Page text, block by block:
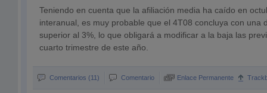
Teniendo en cuenta que la afiliación media ha caído en
interanual, es muy probable que el 4T08 concluya con una
superior al 3%, lo que obligará a modificar a la baja las
cuarto trimestre de este año.
Comentarios (11) Comentario Enlace Permanente